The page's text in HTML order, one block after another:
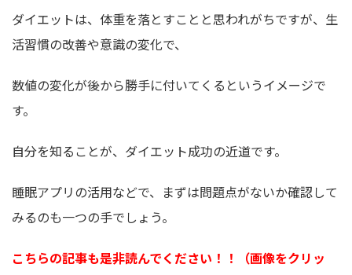
ダイエットは、体重を落とすことと思われがちですが、生
活習慣の改善や意識の変化で、
数値の変化が後から勝手に付いてくるというイメージで
す。
自分を知ることが、ダイエット成功の近道です。
睡眠アプリの活用などで、まずは問題点がないか確認して
みるのも一つの手でしょう。
こちらの記事も是非読んでください！！（画像をクリッ